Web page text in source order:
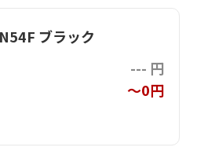
ブラック
--- 円
～0円